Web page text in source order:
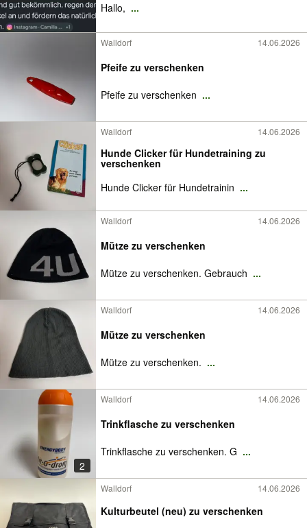
Hallo, ...
Walldorf 14.06.2026
Pfeife zu verschenken
Pfeife zu verschenken ...
Walldorf 14.06.2026
Hunde Clicker für Hundetraining zu
verschenken
Hunde Clicker für Hundetrainin ...
Walldorf 14.06.2026
Mütze zu verschenken
Mütze zu verschenken. Gebrauch ...
Walldorf 14.06.2026
Mütze zu verschenken
Mütze zu verschenken. ...
2
Walldorf 14.06.2026
Trinkflasche zu verschenken
Trinkflasche zu verschenken. G ...
Walldorf 14.06.2026
Kulturbeutel (neu) zu verschenken